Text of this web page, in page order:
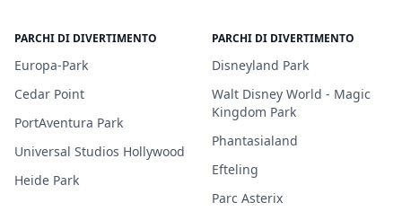
PARCHI DI DIVERTIMENTO
Europa-Park
Cedar Point
PortAventura Park
Universal Studios Hollywood
Heide Park
PARCHI DI DIVERTIMENTO
Disneyland Park
Walt Disney World - Magic
Kingdom Park
Phantasialand
Efteling
Parc Asterix